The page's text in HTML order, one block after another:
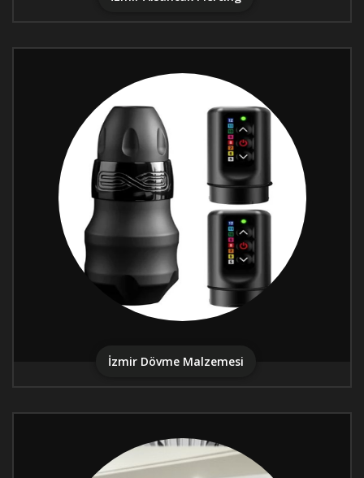
İzmir Dövme Malzemesi